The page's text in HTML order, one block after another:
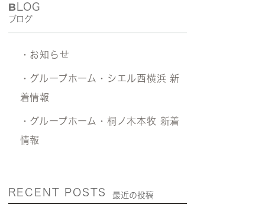
BLOG
ブログ
・お知らせ
・グループホーム・シエル西横浜 新
着情報
・グループホーム・桐ノ木本牧 新着
情報
RECENT POSTS 最近の投稿